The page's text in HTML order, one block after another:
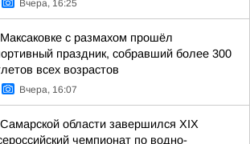
Вчера, 16:25
с размахом прошёл
праздник, собравший более 300
всех возрастов
Вчера, 16:07
области завершился XIХ
чемпионат по водно-